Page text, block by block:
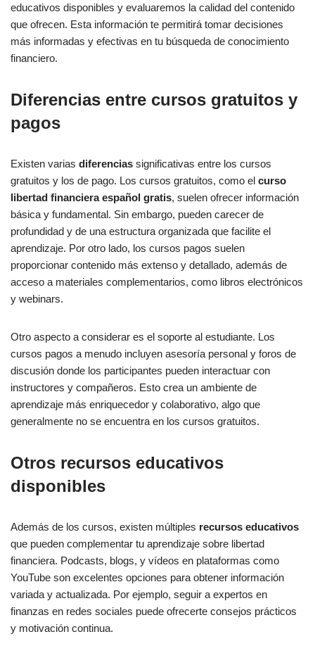
educativos disponibles y evaluaremos la calidad del contenido
que ofrecen. Esta información te permitirá tomar decisiones
más informadas y efectivas en tu búsqueda de conocimiento
financiero.
Diferencias entre cursos gratuitos y
pagos
Existen varias diferencias significativas entre los cursos
gratuitos y los de pago. Los cursos gratuitos, como el curso
libertad financiera español gratis, suelen ofrecer información
básica y fundamental. Sin embargo, pueden carecer de
profundidad y de una estructura organizada que facilite el
aprendizaje. Por otro lado, los cursos pagos suelen
proporcionar contenido más extenso y detallado, además de
acceso a materiales complementarios, como libros electrónicos
y webinars.
Otro aspecto a considerar es el soporte al estudiante. Los
cursos pagos a menudo incluyen asesoría personal y foros de
discusión donde los participantes pueden interactuar con
instructores y compañeros. Esto crea un ambiente de
aprendizaje más enriquecedor y colaborativo, algo que
generalmente no se encuentra en los cursos gratuitos.
Otros recursos educativos
disponibles
Además de los cursos, existen múltiples recursos educativos
que pueden complementar tu aprendizaje sobre libertad
financiera. Podcasts, blogs, y vídeos en plataformas como
YouTube son excelentes opciones para obtener información
variada y actualizada. Por ejemplo, seguir a expertos en
finanzas en redes sociales puede ofrecerte consejos prácticos
y motivación continua.